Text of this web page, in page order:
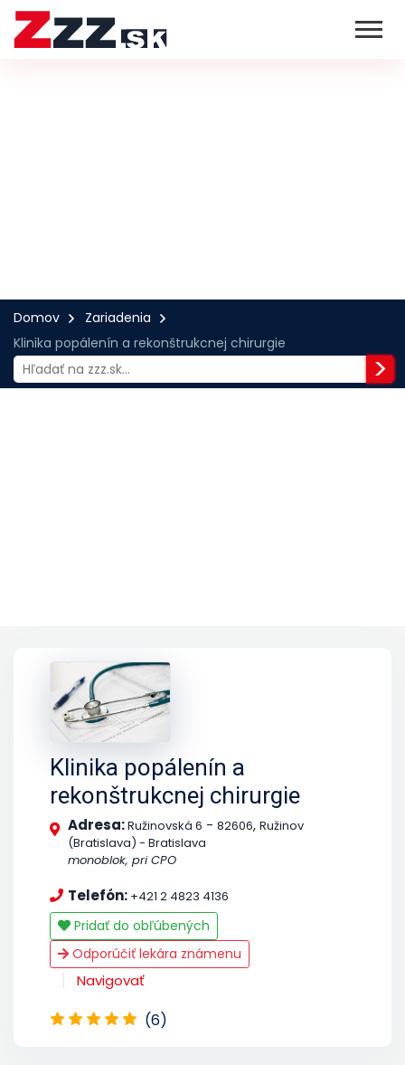
Domov
Zariadenia
Klinika popálenín a rekonštrukcnej chirurgie
Klinika popálenín a
rekonštrukcnej chirurgie
Adresa:Ružinovská 6 - 82606, Ružinov
(Bratislava) - Bratislava
monoblok, pri CPO
Telefón: +421 2 4823 4136
Pridať do obľúbených
Odporúčiť lekára známenu
Navigovať
(6)